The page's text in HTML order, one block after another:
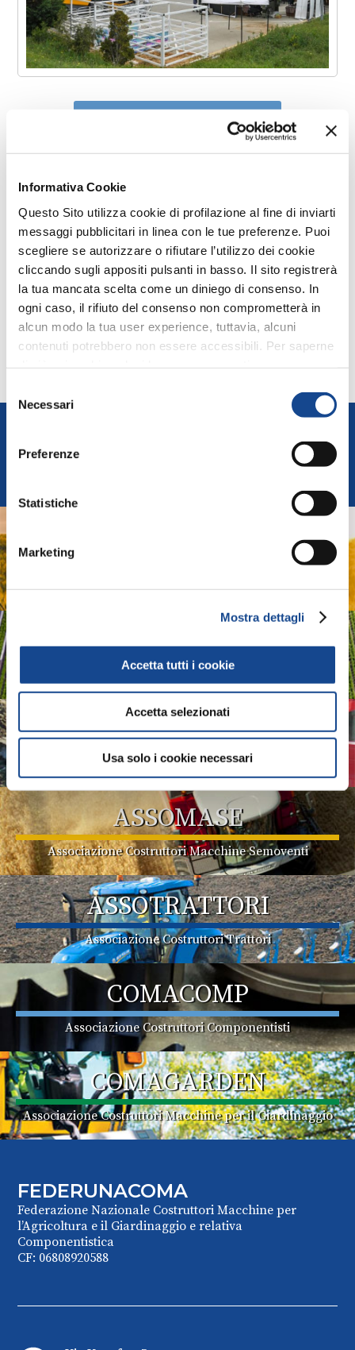
Informativa Cookie
Questo Sito utilizza cookie di profilazione al fine di inviarti
messaggi pubblicitari in linea con le tue preferenze. Puoi
scegliere se autorizzare o rifiutare l’utilizzo dei cookie
cliccando sugli appositi pulsanti in basso. Il sito registrerà
la tua mancata scelta come un diniego di consenso. In
ogni caso, il rifiuto del consenso non comprometterà in
alcun modo la tua user experience, tuttavia, alcuni
contenuti potrebbero non essere accessibili. Per saperne
invitiamo a consultare la nostra
delNecessari
Preferenze
Statistiche
Marketing
Mostra dettagli
Accetta tutti i cookie
Accetta selezionati
Usa solo i cookie necessari
Circolare informativa
Dichiarazione sostitutiva per
Elenco dei comuni previsti per la
misura straordinaria
INDIETRO
Federazione Nazionale Costruttori Macchine per
Agricole
ASSOIDROTECH
ASSOMAO
Associazione Costruttori Implements
ASSOMASE
Associazione Costruttori Macchine Semoventi
ASSOTRATTORI
Associazione Costruttori Trattori
COMACOMP
Associazione Costruttori Componentisti
COMAGARDEN
Associazione Costruttori Macchine per il Giardinaggio
FEDERUNACOMA
Federazione Nazionale Costruttori Macchine per
l’Agricoltura e il Giardinaggio e relativa
Componentistica
CF: 06808920588